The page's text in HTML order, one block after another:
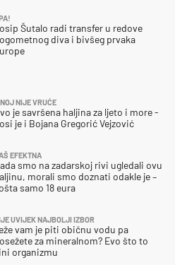
Šutalo radi transfer u redove
diva i bivšeg prvaka
NIJE VRUĆE
je savršena haljina za ljeto i more -
je i Bojana Gregorić Vejzović
EFEKTNA
smo na zadarskoj rivi ugledali ovu
morali smo doznati odakle je –
samo 18 eura
UVIJEK NAJBOLJI IZBOR
vam je piti običnu vodu pa
za mineralnom? Evo što to
organizmu